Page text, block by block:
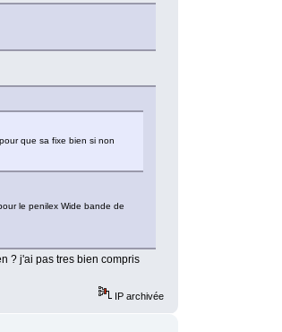
que sa fixe bien si non
le penilex Wide bande de
? j'ai pas tres bien compris
IP archivée